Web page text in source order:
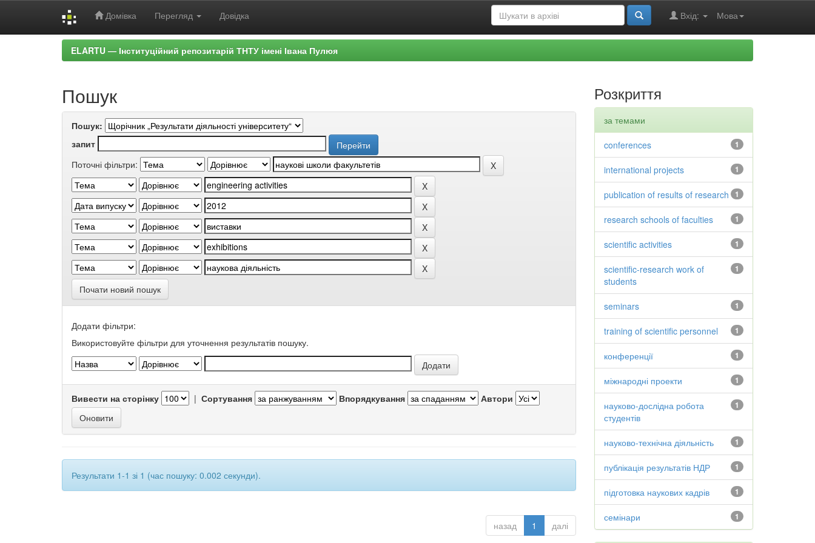
Домівка Перегляд Довідка Мова
Вхід:
ELARTU — Інституційний репозитарій ТНТУ імені Івана Пулюя
Пошук
Пошук:
запит
Поточні фільтри:
Почати новий пошук
Додати фільтри:
Використовуйте фільтри для уточнення результатів пошуку.
Вивести на сторінку | Сортування Впорядкування Автори
Результати 1-1 зі 1 (час пошуку: 0.002 секунди).
назад 1 далі
Розкриття
за темами
1
conferences
1
international projects
1
publication of results of research
1
research schools of faculties
1
scientific activities
1
scientific-research work of
students
1
seminars
1
training of scientific personnel
1
конференції
1
міжнародні проекти
1
науково-дослідна робота
студентів
1
науково-технічна діяльність
1
публікація результатів НДР
1
підготовка наукових кадрів
1
семінари